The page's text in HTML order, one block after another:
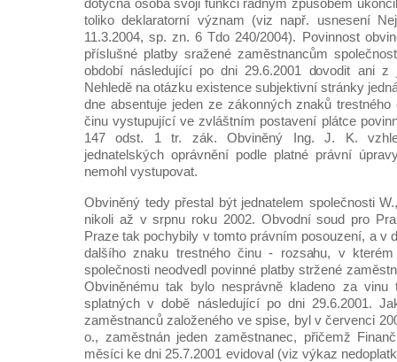
dotyčná osoba svoji funkci řádným způsobem
toliko deklaratorní význam (viz např. usnesení
11.3.2004, sp. zn. 6 Tdo 240/2004). Povinnost
příslušné platby sražené zaměstnancům
období následující po dni 29.6.2001 dovodit ani z
Nehledě na otázku existence subjektivní stránky
dne absentuje jeden ze zákonných znaků
činu vystupující ve zvláštním postavení plátce
147 odst. 1 tr. zák. Obviněný Ing. J. K.
jednatelských oprávnění podle platné právní
nemohl vystupovat.
Obviněný tedy přestal být jednatelem společnosti
nikoli až v srpnu roku 2002. Obvodní soud pro
Praze tak pochybily v tomto právním posouzení, a v
dalšího znaku trestného činu - rozsahu, v kterém
společnosti neodvedl povinné platby stržené
Obviněnému tak bylo nesprávně kladeno za vinu
splatných v době následující po dni 29.6.2001.
zaměstnanců založeného ve spise, byl v červenci
o., zaměstnán jeden zaměstnanec, přičemž
měsíci ke dni 25.7.2001 evidoval (viz výkaz